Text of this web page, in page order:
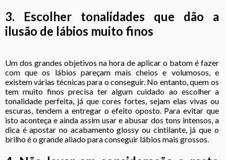
3. Escolher tonalidades que dão a
ilusão de lábios muito finos
Um dos grandes objetivos na hora de aplicar o batom é fazer
com que os lábios pareçam mais cheios e volumosos, e
existem várias técnicas para o conseguir. No entanto, quem os
tem muito finos precisa ter algum cuidado ao escolher a
tonalidade perfeita, já que cores fortes, sejam elas vivas ou
escuras, tendem a entregar o efeito oposto. Para evitar que
isto aconteça e ainda assim usar e abusar dos tons intensos, a
dica é apostar no acabamento glossy ou cintilante, já que o
brilho é o grande aliado para conseguir lábios mais grossos.